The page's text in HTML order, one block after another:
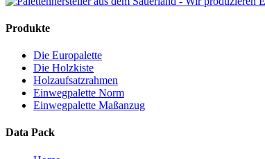
Produkte
Die Europalette
Die Holzkiste
Holzaufsatzrahmen
Einwegpalette Norm
Einwegpalette Maßanzug
Data Pack